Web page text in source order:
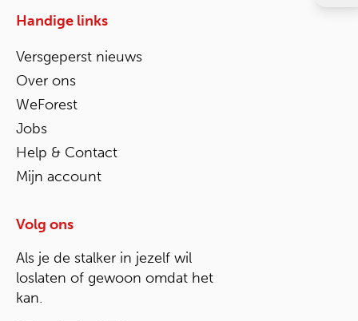
Handige links
Versgeperst nieuws
Over ons
WeForest
Jobs
Help & Contact
Mijn account
Volg ons
Als je de stalker in jezelf wil
loslaten of gewoon omdat het
kan.